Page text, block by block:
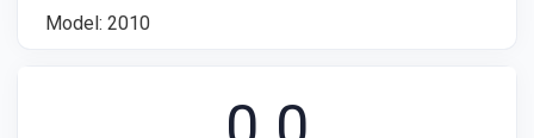
Model: 2010